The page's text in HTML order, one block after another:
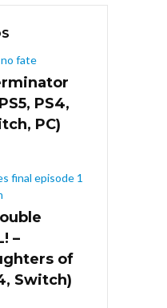
PS4,
PC)
–
of
Switch)